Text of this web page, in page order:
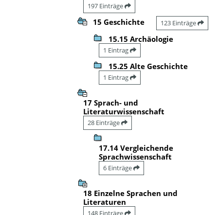
197 Einträge
15 Geschichte 123 Einträge
15.15 Archäologie
1 Eintrag
15.25 Alte Geschichte
1 Eintrag
17 Sprach- und
Literaturwissenschaft
28 Einträge
17.14 Vergleichende
Sprachwissenschaft
6 Einträge
18 Einzelne Sprachen und
Literaturen
148 Einträge